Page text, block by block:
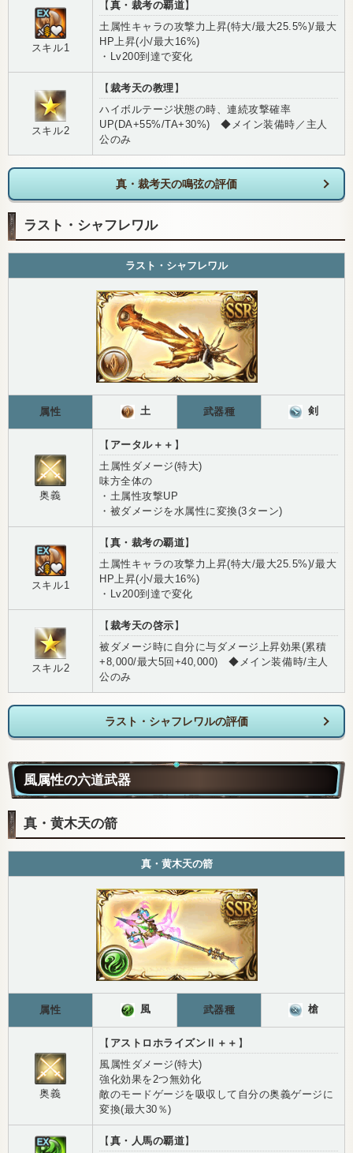
スキル1
【 真・裁考の覇道】
土属性キャラの攻撃力上昇(特大/最大25.5%)/最大
HP上昇(小/最大16%)
・Lv200到達で変化
スキル2
【 裁考天の教理 】
ハイボルテージ状態の時、連続攻撃確率
UP(DA+55%/TA+30%) ◆メイン装備時／主人
公のみ
真・裁考天の鳴弦の評価
ラスト・シャフレワル
ラスト・シャフレワル
属性 土 武器種 剣
奥義
【 アータル＋＋ 】
土属性ダメージ(特大)
味方全体の
・土属性攻撃UP
・被ダメージを水属性に変換(3ターン)
スキル1
【 真・裁考の覇道】
土属性キャラの攻撃力上昇(特大/最大25.5%)/最大
HP上昇(小/最大16%)
・Lv200到達で変化
スキル2
【 裁考天の啓示 】
被ダメージ時に自分に与ダメージ上昇効果(累積
+8,000/最大5回+40,000) ◆メイン装備時/主人
公のみ
ラスト・シャフレワルの評価
風属性の六道武器
真・黄木天の箭
真・黄木天の箭
属性 風 武器種 槍
奥義
【 アストロホライズンⅡ＋＋ 】
風属性ダメージ(特大)
強化効果を2つ無効化
敵のモードゲージを吸収して自分の奥義ゲージに
変換(最大30％)
【 真・人馬の覇道】